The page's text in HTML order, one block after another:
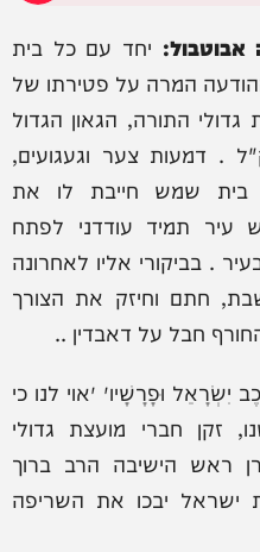
יחד עם כל בית
המרה על פטירתו של
התורה, הגאון הגדול
. דמעות צער וגעגועים,
בית שמש חייבת לו את
עיר תמיד עודדני לפתח
. בביקורי אליו לאחרונה
חתם וחיזק את הצורך
חבל על דאבדין ..
יִשְׂרָאֵל וּפָרָשָׁיו״ ״אוי לנו כי
זקן חברי מועצת גדולי
ראש הישיבה הרב ברוך
ישראל יבכו את השריפה